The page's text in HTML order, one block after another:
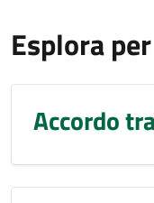
Esplora
Accordo